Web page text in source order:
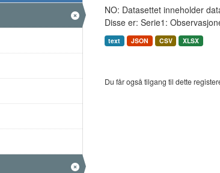
NO: Datasettet inneholder
Disse er: Serie1:
text JSON CSV XLSX
Du får også tilgang til dette